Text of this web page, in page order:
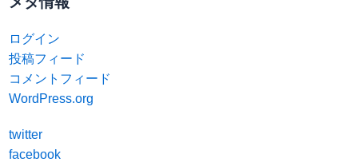
ログイン
投稿フィード
コメントフィード
WordPress.org
twitter
facebook